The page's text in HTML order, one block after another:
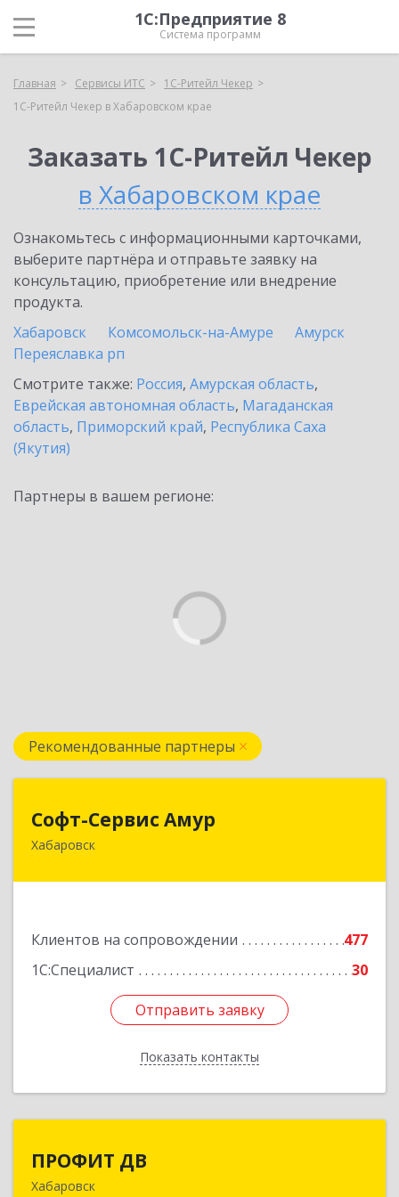
1С:Предприятие 8
Система программ
Главная Сервисы ИТС
1C-Ритейл Чекер
1C-Ритейл Чекер в Хабаровском крае
Заказать 1C-Ритейл Чекер
в Хабаровском крае
Ознакомьтесь с информационными карточками,
выберите партнёра и отправьте заявку на
консультацию, приобретение или внедрение
продукта.
Хабаровск
Комсомольск-на-Амуре
Амурск
Переяславка рп
Смотрите также: Россия, Амурская область,
Еврейская автономная область, Магаданская
область, Приморский край, Республика Саха
(Якутия)
Партнеры в вашем регионе:
Рекомендованные партнеры
Софт-Сервис Амур
Хабаровск
Клиентов на сопровождении
477
1С:Специалист
30
Отправить заявку
Показать контакты
680000, Хабаровский край, Хабаровск г,
Отправить заявку
Назад
ПРОФИТ ДВ
Хабаровск680000, Хабаровский край, Хабаровск г,